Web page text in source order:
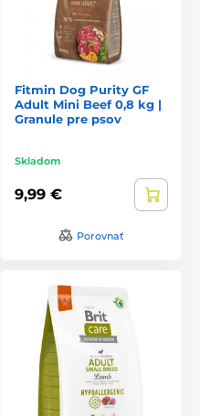
Fitmin Dog Purity GF
Adult Mini Beef 0,8 kg |
Granule pre psov
Skladom
9,99 €
Porovnať